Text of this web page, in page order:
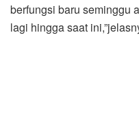
berfungsi baru seminggu
lagi hingga saat